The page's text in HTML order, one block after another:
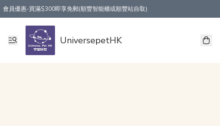
會員優惠-買滿$300即享免郵(順豐智能櫃或順豐站自取)
UniversepetHK